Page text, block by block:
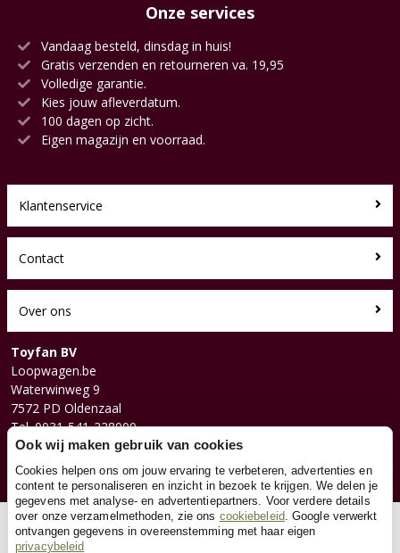
Onze services
Vandaag besteld, dinsdag in huis!
Gratis verzenden en retourneren va. 19,95
Volledige garantie.
Kies jouw afleverdatum.
100 dagen op zicht.
Eigen magazijn en voorraad.
Klantenservice
Contact
Over ons
Toyfan BV
Loopwagen.be
Waterwinweg 9
7572 PD Oldenzaal
Tel. 0031-541-228000
Facebook
Instagram
© 2026 Toyfan BV
Ook wij maken gebruik van cookies
Cookies helpen ons om jouw ervaring te verbeteren, advertenties en
content te personaliseren en inzicht in bezoek te krijgen. We delen je
gegevens met analyse- en advertentiepartners. Voor verdere details
over onze verzamelmethoden, zie ons cookiebeleid. Google verwerkt
ontvangen gegevens in overeenstemming met haar eigen
privacybeleid